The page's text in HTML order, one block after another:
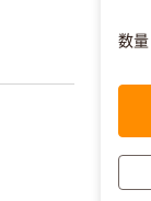
数量